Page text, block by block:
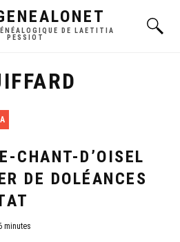
DE LAETITIA
PESSIOT
CHANT-D’OISEL
DE DOLÉANCES
minutes